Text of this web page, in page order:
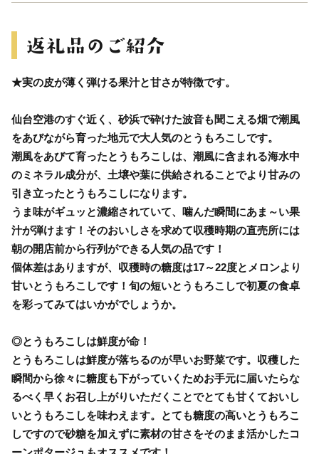
★実の皮が薄く弾ける果汁と甘さが特徴です。
仙台空港のすぐ近く、砂浜で砕けた波音も聞こえる畑で潮風
をあびながら育った地元で大人気のとうもろこしです。
潮風をあびて育ったとうもろこしは、潮風に含まれる海水中
のミネラル成分が、土壌や葉に供給されることでより甘みの
引き立ったとうもろこしになります。
うま味がギュッと濃縮されていて、噛んだ瞬間にあま～い果
汁が弾けます！そのおいしさを求めて収穫時期の直売所には
朝の開店前から行列ができる人気の品です！
個体差はありますが、収穫時の糖度は17～22度とメロンより
甘いとうもろこしです！旬の短いとうもろこしで初夏の食卓
を彩ってみてはいかがでしょうか。
◎とうもろこしは鮮度が命！
とうもろこしは鮮度が落ちるのが早いお野菜です。収穫した
瞬間から徐々に糖度も下がっていくためお手元に届いたらな
るべく早くお召し上がりいただくことでとても甘くておいし
いとうもろこしを味わえます。とても糖度の高いとうもろこ
しですので砂糖を加えずに素材の甘さをそのまま活かしたコ